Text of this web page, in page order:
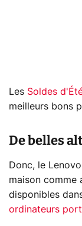
Les Soldes
meilleurs bons
De belles
Donc, le
maison comme
disponibles
ordinateurs